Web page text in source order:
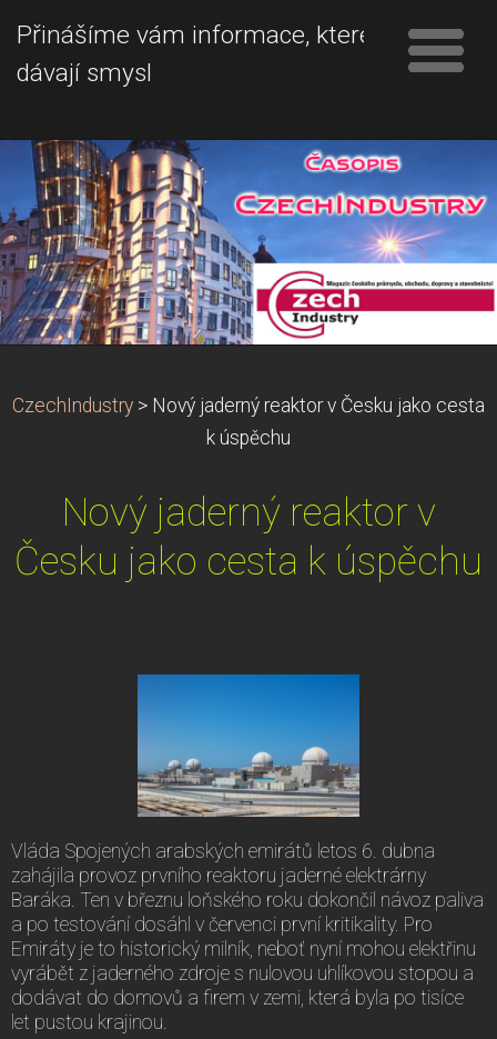
Přinášíme vám informace, které
dávají smysl
CzechIndustry > Nový jaderný reaktor v Česku jako cesta
k úspěchu
Nový jaderný reaktor v
Česku jako cesta k úspěchu
Vláda Spojených arabských emirátů letos 6. dubna
zahájila provoz prvního reaktoru jaderné elektrárny
Baráka. Ten v březnu loňského roku dokončil návoz paliva
a po testování dosáhl v červenci první kritikality. Pro
Emiráty je to historický milník, neboť nyní mohou elektřinu
vyrábět z jaderného zdroje s nulovou uhlíkovou stopou a
dodávat do domovů a firem v zemi, která byla po tisíce
let pustou krajinou.